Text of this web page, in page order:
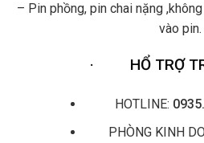
– Pin phồng, pin chai nặng
vào pin.
· HỔ TRỢ
HOTLINE:
PHÒNG KINH